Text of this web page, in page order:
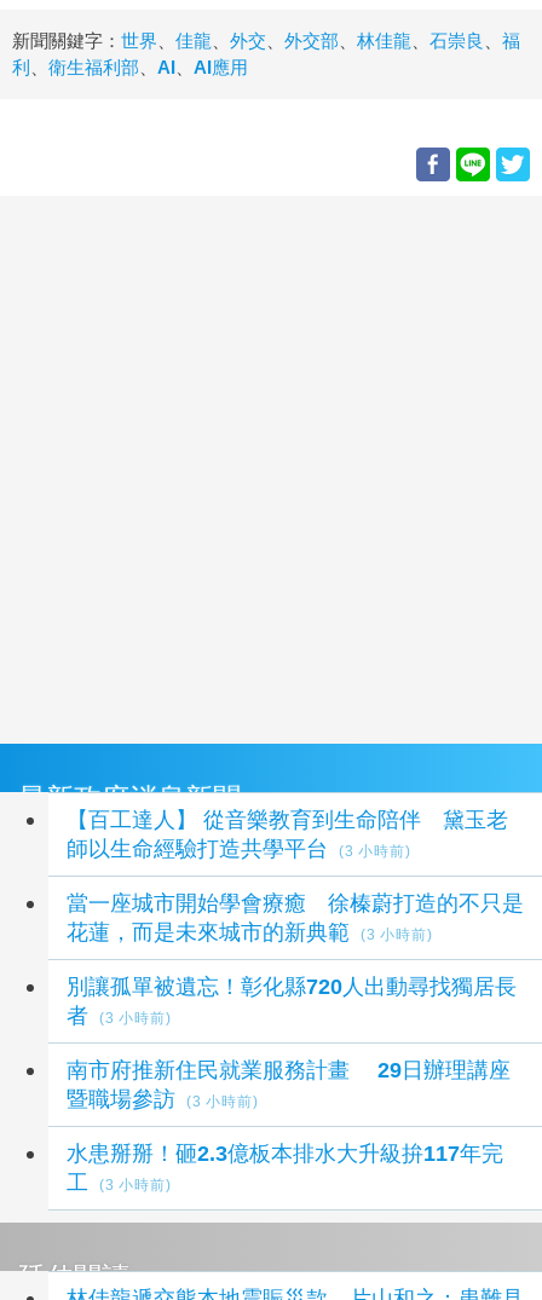
新聞關鍵字： 世界 佳龍 外交 外交部 林佳龍 石崇良
福
利
衛生福利部 AI AI應用
最新政府消息新聞
【百工達人】 從音樂教育到生命陪伴 黛玉老
師以生命經驗打造共學平台
(3 小時前)
當一座城市開始學會療癒 徐榛蔚打造的不只是
花蓮，而是未來城市的新典範
(3 小時前)
別讓孤單被遺忘！彰化縣720人出動尋找獨居長
者
(3 小時前)
南市府推新住民就業服務計畫 29日辦理講座
暨職場參訪
(3 小時前)
水患掰掰！砸2.3億板本排水大升級拚117年完
工
(3 小時前)
延伸閱讀